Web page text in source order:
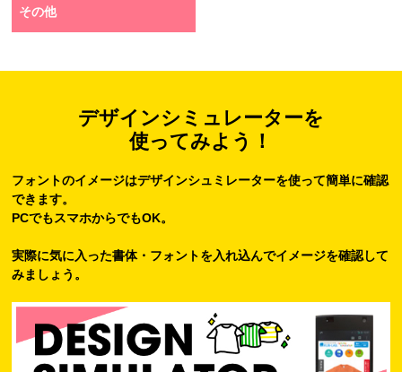
その他
デザインシミュレーターを
使ってみよう！
フォントのイメージはデザインシュミレーターを使って簡単に確認
できます。
PCでもスマホからでもOK。
実際に気に入った書体・フォントを入れ込んでイメージを確認して
みましょう。